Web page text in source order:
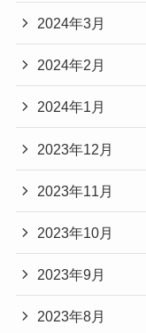
2024年3月
2024年2月
2024年1月
2023年12月
2023年11月
2023年10月
2023年9月
2023年8月